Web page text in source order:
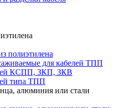
полиэтилена
для кабелей ТПП
КСПП, ЗКП, ЗКВ
типа ТПП
алюминия или стали